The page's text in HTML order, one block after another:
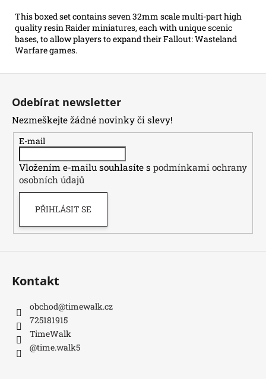
This boxed set contains seven 32mm scale multi-part high
quality resin Raider miniatures, each with unique scenic
bases, to allow players to expand their Fallout: Wasteland
Warfare games.
Z
Odebírat newsletter
Nezmeškejte žádné novinky či slevy!
E-mail
Vložením e-mailu souhlasíte s podmínkami ochrany
osobních údajů
PŘIHLÁSIT SE
Kontakt
obchod@timewalk.cz
725181915
TimeWalk
@time.walk5